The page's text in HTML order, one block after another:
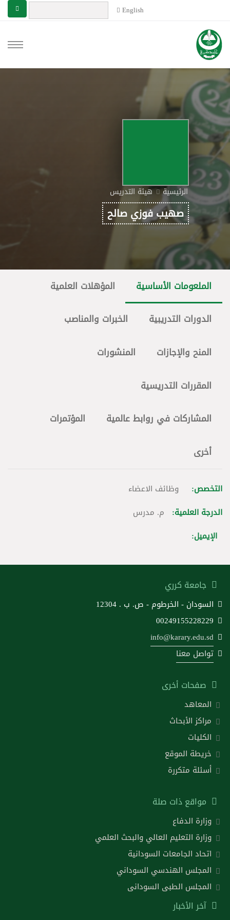
English
الرئيسية هيئة التدريس
صهيب فوزي صالح
الملعومات الأساسية المؤهلات العلمية
الدورات التدريبية الخبرات والمناصب
المنح والإجازات المنشورات
المقررات التدريسية
المشاركات في روابط عالمية المؤتمرات
أخرى
التخصص:
وظائف الاعضاء
الدرجة العلمية:
م. مدرس
الإيميل:
جامعة كرري
السودان - الخرطوم - ص. ب . 12304
00249155228229
info@karary.edu.sd
تواصل معنا
صفحات أخرى
المعاهد
مراكز الأبحاث
الكليات
خريطة الموقع
أسئلة متكررة
مواقع ذات صلة
وزارة الدفاع
وزارة التعليم العالي والبحث العلمي
اتحاد الجامعات السودانية
المجلس الهندسي السوداني
المجلس الطبى السودانى
آخر الأخبار